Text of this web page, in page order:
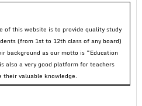
of this website is to provide quality study
(from 1st to 12th class of any board)
background as our motto is “Education
also a very good platform for teachers
their valuable knowledge.